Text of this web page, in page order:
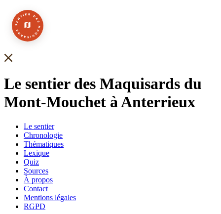
Le sentier des Maquisards du
Mont-Mouchet à Anterrieux
Le sentier
Chronologie
Thématiques
Lexique
Quiz
Sources
À propos
Contact
Mentions légales
RGPD